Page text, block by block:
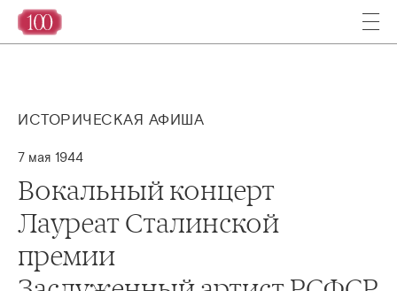
ИСТОРИЧЕСКАЯ АФИША
7 мая 1944
Вокальный концерт
Лауреат Сталинской
премии